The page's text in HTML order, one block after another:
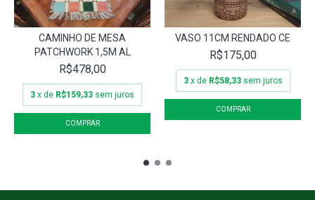
CAMINHO DE MESA
PATCHWORK 1,5M AL
R$478,00
3 x de R$159,33 sem juros
VASO 11CM RENDADO CE
R$175,00
3 x de R$58,33 sem juros